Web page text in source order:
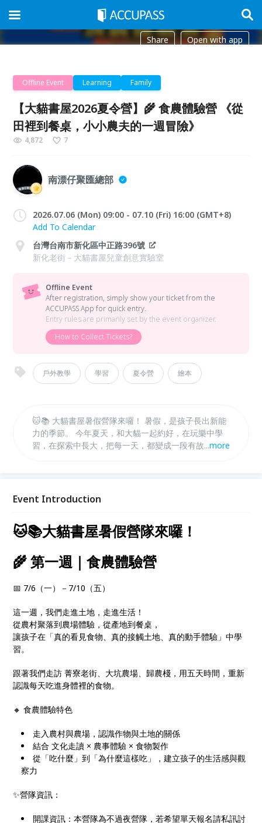
Share Open with app
Offline Event Learning Family
【大貓書屋2026夏令營】🌾 食農體驗營 《從
田裡到餐桌，小小農夫的一週冒險》
4,872 7
南漂仔聚匯總部
2026.07.06 (Mon) 09:00 - 07.10 (Fri) 16:00 (GMT+8)
Add To Calendar
台灣台南市新化區中正路396號
新化老街－大貓書屋兒童創意實驗室
Offline Event
After registration, simply show your ticket from the
ACCUPASS App for quick entry.
Entry rules are primarily set by the event organizer.
How to Collect Tickets?
戶外教學 學習 夏令營 繪本
🐱📚 大貓書屋暑假營隊來囉！ 暑假，是孩子長出新能
力的季節。 今年夏天，和大貓一起約好，在玩樂中學
習，在探索中長大，把每一天，都變成一段有故事的冒
隊自由選擇，可依孩子興趣報名！ 可單週參加，彈性
...more
Event Introduction
🐱📚大貓書屋暑假營隊來囉！
🌾 第一週｜食農體驗營
📅 7/6（一）－7/10（五）
這一週，我們走進土地，走進生活！
從農村聚落到農場體驗，從產地到餐桌，
讓孩子在「真的看見食物、真的接觸土地、真的動手體驗」中學
習。
跟著我們走訪 菁寮老街、大坑農場、歸農棧，用五天時間，重新
認識每天吃進身體裡的食物。
🔸 食農體驗特色
走入農村與農場，認識作物與土地的關係
結合 文化走讀 × 農事體驗 × 食物製作
從「吃什麼」到「為什麼這樣吃」，建立孩子的生活感與觀
察力
✨營隊資訊：
開課資訊：本營隊為不過夜營隊，若希望單天報名請私訊討